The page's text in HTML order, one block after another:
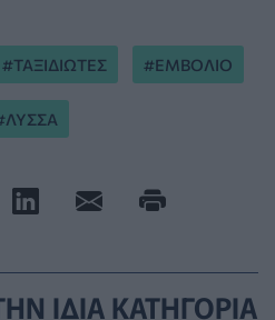
ΤΑΞΙΔΙΩΤΕΣ ΕΜΒΟΛΙΟ
ΛΥΣΣΑ
ΙΔΙΑ ΚΑΤΗΓΟΡΙΑ